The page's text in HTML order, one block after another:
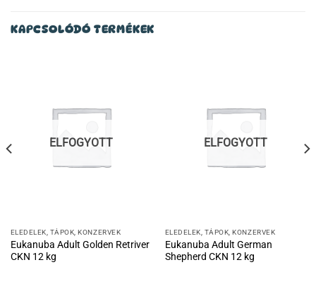
KAPCSOLÓDÓ TERMÉKEK
ELFOGYOTT
ELEDELEK, TÁPOK, KONZERVEK
Eukanuba Adult Golden Retriver
CKN 12 kg
ELFOGYOTT
ELEDELEK, TÁPOK, KONZERVEK
Eukanuba Adult German
Shepherd CKN 12 kg